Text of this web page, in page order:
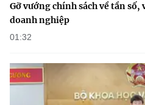
Gỡ vướng chính sách về tần
doanh nghiệp
01:32